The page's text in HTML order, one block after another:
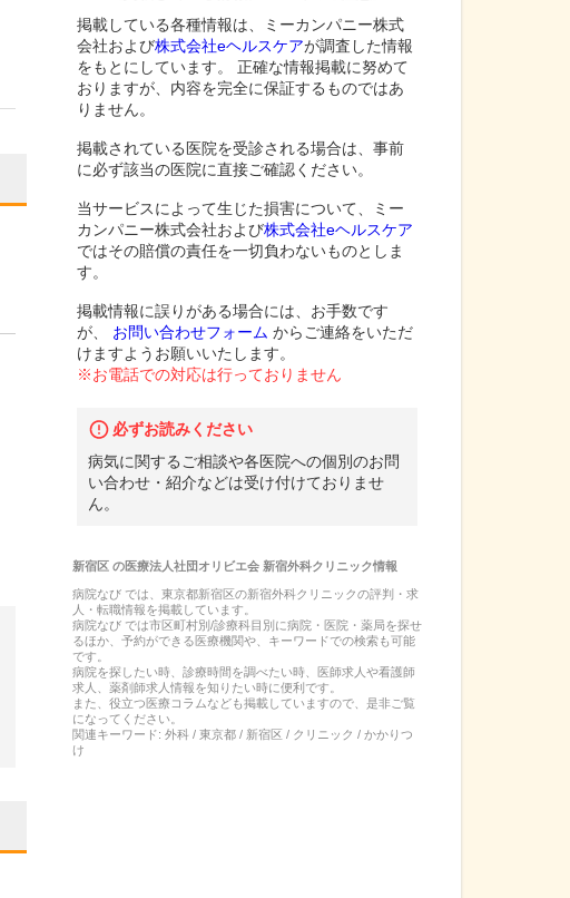
掲載している各種情報は、ミーカンパニー株式
会社および株式会社eヘルスケアが調査した情報
をもとにしています。 正確な情報掲載に努めて
おりますが、内容を完全に保証するものではあ
りません。
掲載されている医院を受診される場合は、事前
に必ず該当の医院に直接ご確認ください。
当サービスによって生じた損害について、ミー
カンパニー株式会社および株式会社eヘルスケア
ではその賠償の責任を一切負わないものとしま
す。
掲載情報に誤りがある場合には、お手数です
が、
お問い合わせフォーム からご連絡をいただ
けますようお願いいたします。
※お電話での対応は行っておりません
必ずお読みください
病気に関するご相談や各医院への個別のお問
い合わせ・紹介などは受け付けておりませ
ん。
新宿区の医療法人社団オリビエ会 新宿外科クリニック情報
病院なび では、 東京都新宿区の新宿外科クリニックの評判・求
人・転職情報を掲載しています。
病院なび では市区町村別/診療科目別に病院・医院・薬局を探せ
るほか、予約ができる医療機関や、キーワードでの検索も可能
です。
病院を探したい時、診療時間を調べたい時、医師求人や看護師
求人、薬剤師求人情報を知りたい時に便利です。
また、役立つ医療コラムなども掲載していますので、是非ご覧
になってください。
関連キーワード: 外科 / 東京都 / 新宿区 / クリニック / かかりつ
け